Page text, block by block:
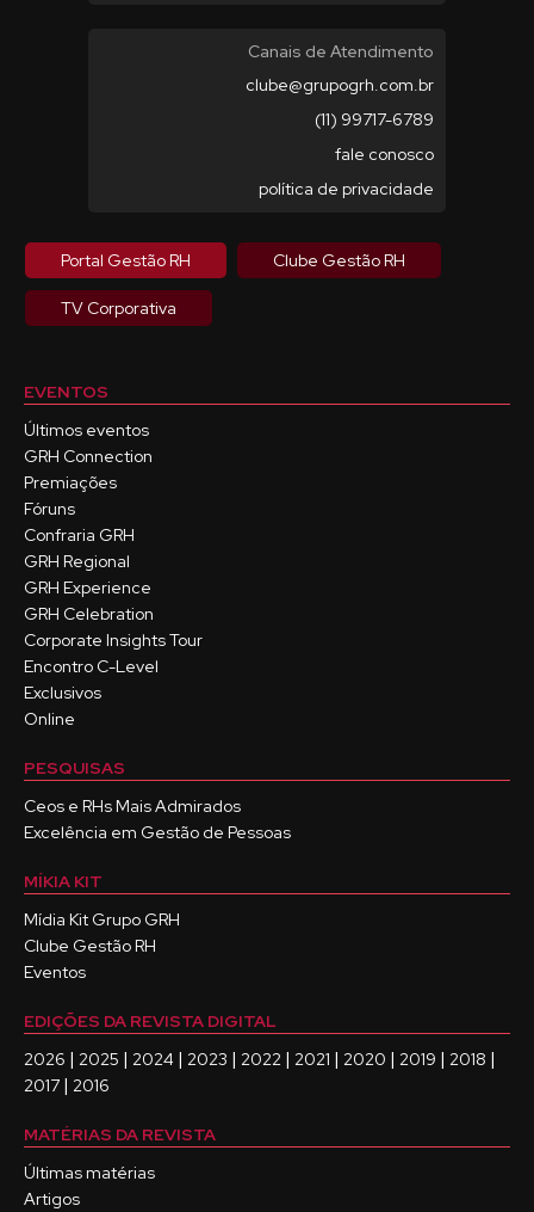
Canais de Atendimento
clube@grupogrh.com.br
(11) 99717-6789
fale conosco
política de privacidade
Portal Gestão RH Clube Gestão RH
TV Corporativa
EVENTOS
Últimos eventos
GRH Connection
Premiações
Fóruns
Confraria GRH
GRH Regional
GRH Experience
GRH Celebration
Corporate Insights Tour
Encontro C-Level
Exclusivos
Online
PESQUISAS
Ceos e RHs Mais Admirados
Excelência em Gestão de Pessoas
MÍKIA KIT
Mídia Kit Grupo GRH
Clube Gestão RH
Eventos
EDIÇÕES DA REVISTA DIGITAL
2026 | 2025 | 2024 | 2023 | 2022 | 2021 | 2020 | 2019 | 2018 |
2017 | 2016
MATÉRIAS DA REVISTA
Últimas matérias
Artigos